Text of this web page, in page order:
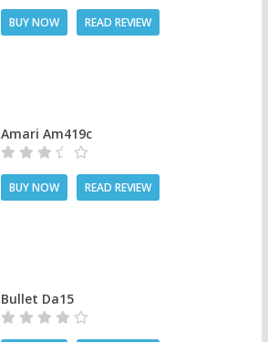
BUY NOW READ REVIEW
Amari Am419c
BUY NOW READ REVIEW
Bullet Da15